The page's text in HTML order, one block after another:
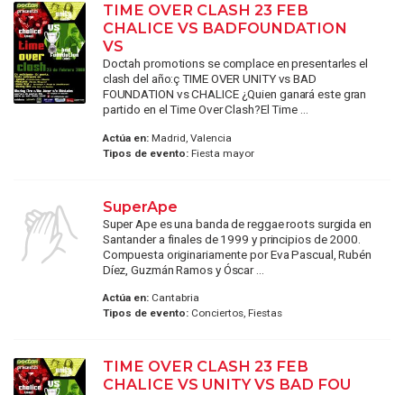
TIME OVER CLASH 23 FEB
CHALICE VS BADFOUNDATION
VS
Doctah promotions se complace en presentarles el
clash del año:ç TIME OVER UNITY vs BAD
FOUNDATION vs CHALICE ¿Quien ganará este gran
partido en el Time Over Clash?El Time ...
Actúa en:Madrid, Valencia
Tipos de evento:Fiesta mayor
SuperApe
Super Ape es una banda de reggae roots surgida en
Santander a finales de 1999 y principios de 2000.
Compuesta originariamente por Eva Pascual, Rubén
Díez, Guzmán Ramos y Óscar ...
Actúa en:Cantabria
Tipos de evento:Conciertos, Fiestas
TIME OVER CLASH 23 FEB
CHALICE VS UNITY VS BAD FOU